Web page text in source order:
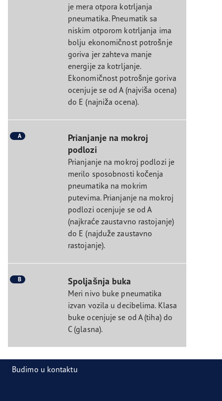
je mera otpora kotrljanja
pneumatika. Pneumatik sa
niskim otporom kotrljanja ima
bolju ekonomičnost potrošnje
goriva jer zahteva manje
energije za kotrljanje.
Ekonomičnost potrošnje goriva
ocenjuje se od A (najviša ocena)
do E (najniža ocena).
A
Prianjanje na mokroj
podlozi
Prianjanje na mokroj podlozi je
merilo sposobnosti kočenja
pneumatika na mokrim
putevima. Prianjanje na mokroj
podlozi ocenjuje se od A
(najkraće zaustavno rastojanje)
do E (najduže zaustavno
rastojanje).
B Spoljašnja buka
Meri nivo buke pneumatika
izvan vozila u decibelima. Klasa
buke ocenjuje se od A (tiha) do
C (glasna).
Budimo u kontaktu